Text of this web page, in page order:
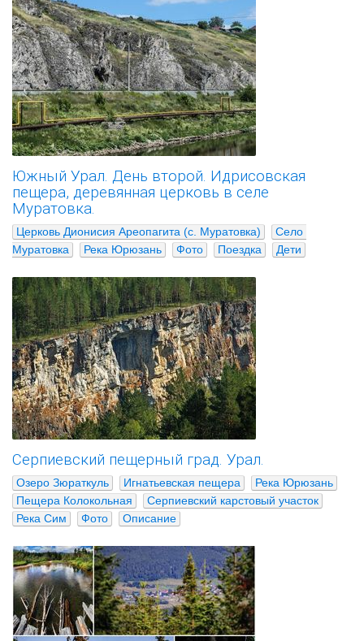
Южный Урал. День второй. Идрисовская
пещера, деревянная церковь в селе
Муратовка.
Церковь Дионисия Ареопагита (с. Муратовка)
Село
Муратовка
Река Юрюзань Фото Поездка Дети
Серпиевский пещерный град. Урал.
Озеро Зюраткуль Игнатьевская пещера
Река Юрюзань
Пещера Колокольная
Серпиевский карстовый участок
Река Сим
Фото Описание